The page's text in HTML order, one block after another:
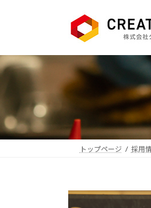
ツ
へ
ッ
プ
シ
ョ
移
動
トップページ 採用